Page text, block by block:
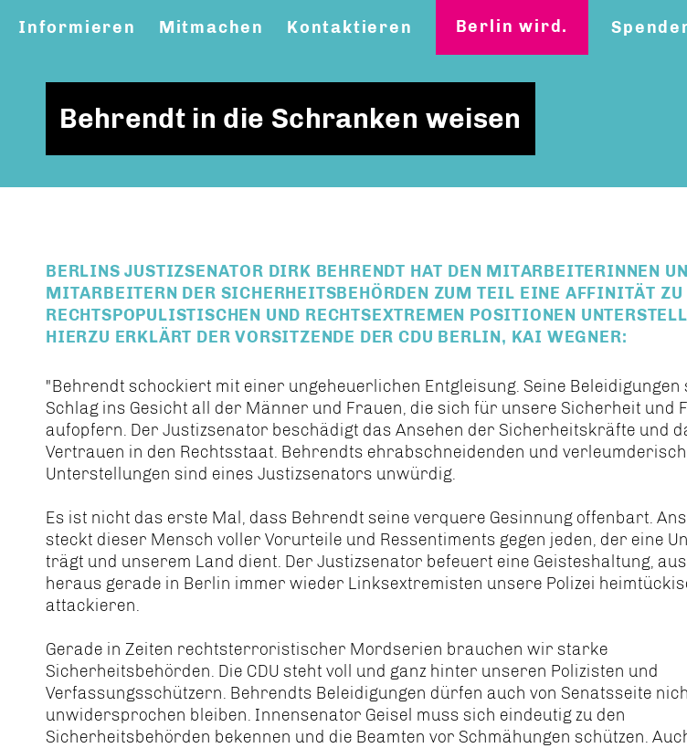
Informieren Mitmachen Kontaktieren Berlin wird.
Behrendt in die Schranken weisen
BERLINS JUSTIZSENATOR DIRK BEHRENDT HAT DEN MITARBEITERINNEN
MITARBEITERN DER SICHERHEITSBEHÖRDEN ZUM TEIL EINE AFFINITÄT ZU
RECHTSPOPULISTISCHEN UND RECHTSEXTREMEN POSITIONEN
HIERZU ERKLÄRT DER VORSITZENDE DER CDU BERLIN, KAI WEGNER:
"Behrendt schockiert mit einer ungeheuerlichen Entgleisung. Seine Beleidigungen
Schlag ins Gesicht all der Männer und Frauen, die sich für unsere Sicherheit und
aufopfern. Der Justizsenator beschädigt das Ansehen der Sicherheitskräfte und
Vertrauen in den Rechtsstaat. Behrendts ehrabschneidenden und
Unterstellungen sind eines Justizsenators unwürdig.
Es ist nicht das erste Mal, dass Behrendt seine verquere Gesinnung offenbart.
steckt dieser Mensch voller Vorurteile und Ressentiments gegen jeden, der eine
trägt und unserem Land dient. Der Justizsenator befeuert eine Geisteshaltung,
heraus gerade in Berlin immer wieder Linksextremisten unsere Polizei
attackieren.
Gerade in Zeiten rechtsterroristischer Mordserien brauchen wir starke
Sicherheitsbehörden. Die CDU steht voll und ganz hinter unseren Polizisten und
Verfassungsschützern. Behrendts Beleidigungen dürfen auch von Senatsseite
unwidersprochen bleiben. Innensenator Geisel muss sich eindeutig zu den
Sicherheitsbehörden bekennen und die Beamten vor Schmähungen schützen.